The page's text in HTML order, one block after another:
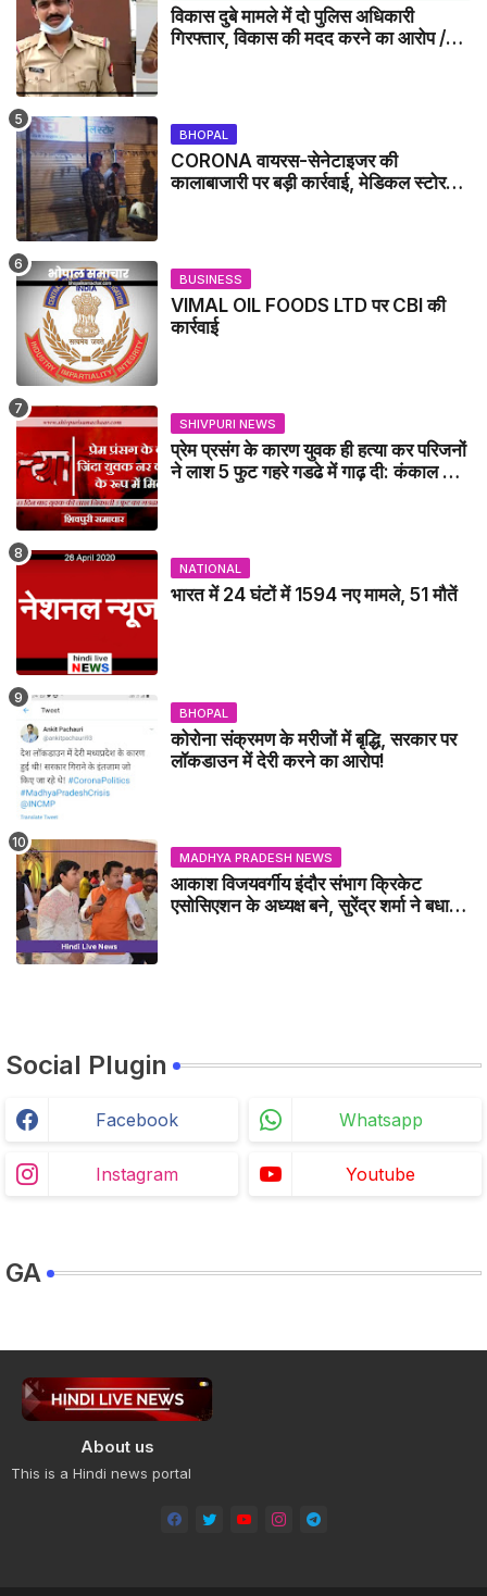
विकास दुबे मामले में दो पुलिस अधिकारी
गिरफ्तार, विकास की मदद करने का आरोप /
BHOPAL
CORONA वायरस-सेनेटाइजर की
कालाबाजारी पर बड़ी कार्रवाई, मेडिकल स्टोर
BUSINESS
VIMAL OIL FOODS LTD पर CBI की
कार्रवाई
SHIVPURI NEWS
प्रेम प्रसंग के कारण युवक ही हत्या कर परिजनों
ने लाश 5 फुट गहरे गडढे में गाढ़ दी: कंकाल के
NATIONAL
भारत में 24 घंटों में 1594 नए मामले, 51 मौतें
BHOPAL
कोरोना संक्रमण के मरीजों में बृद्धि, सरकार पर
लॉकडाउन में देरी करने का आरोप!
MADHYA PRADESH NEWS
आकाश विजयवर्गीय इंदौर संभाग क्रिकेट
एसोसिएशन के अध्यक्ष बने, सुरेंद्र शर्मा ने बधाई
Social Plugin
Facebook Whatsapp
Instagram Youtube
GA
About us
This is a Hindi news portal